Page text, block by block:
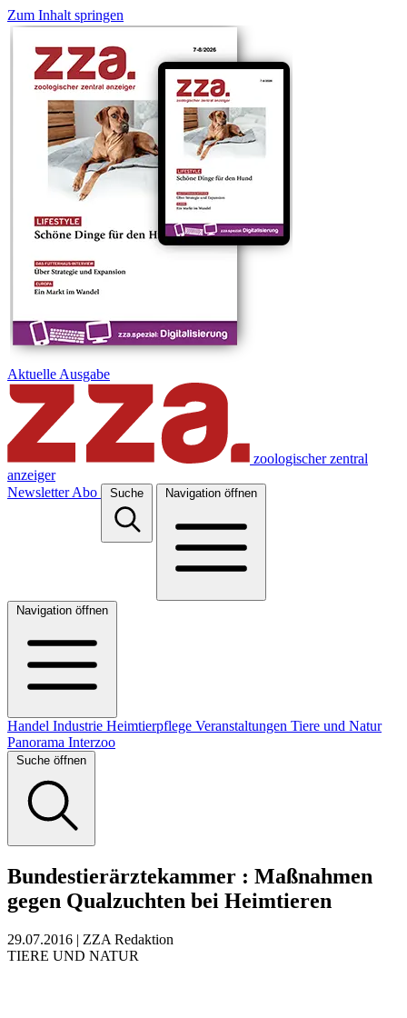
Zum Inhalt springen
Aktuelle Ausgabe
zoologischer zentral
anzeiger
Newsletter Abo Suche Navigation öffnen
Navigation öffnen
Handel Industrie Heimtierpflege Veranstaltungen Tiere und Natur
Panorama Interzoo
Suche öffnen
Bundestierärztekammer : Maßnahmen
gegen Qualzuchten bei Heimtieren
29.07.2016 | ZZA Redaktion
TIERE UND NATUR